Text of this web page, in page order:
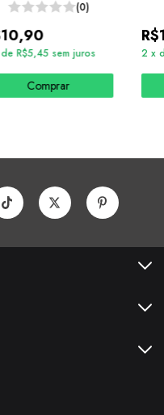
(0)
deR$5,45 sem juros
Comprar
2 x